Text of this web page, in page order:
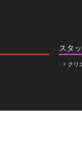
スタ
クリ